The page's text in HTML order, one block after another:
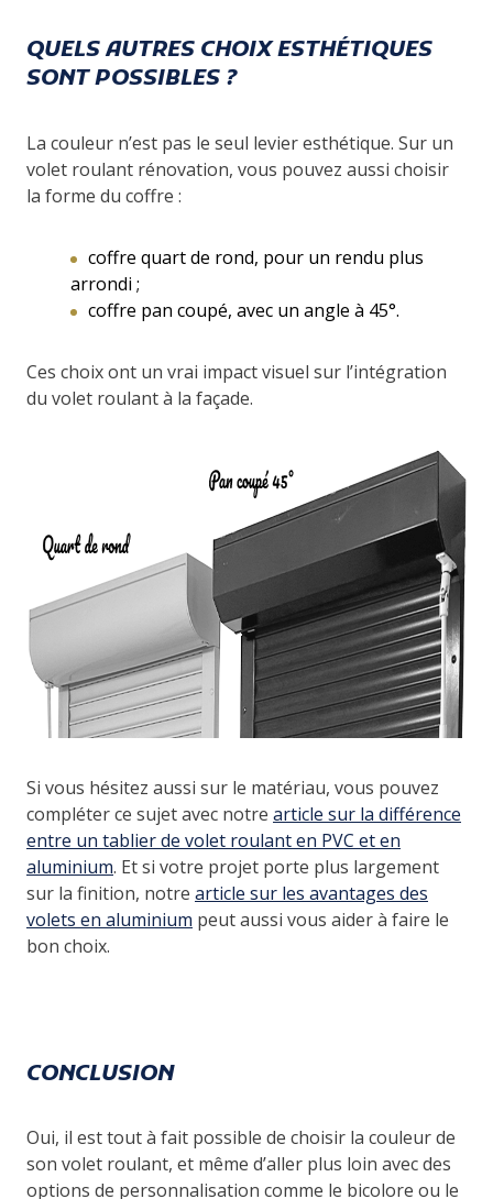
QUELS AUTRES CHOIX ESTHÉTIQUES
SONT POSSIBLES ?
La couleur n’est pas le seul levier esthétique. Sur un
volet roulant rénovation, vous pouvez aussi choisir
la forme du coffre :
coffre quart de rond, pour un rendu plus
arrondi ;
coffre pan coupé, avec un angle à 45°.
Ces choix ont un vrai impact visuel sur l’intégration
du volet roulant à la façade.
Si vous hésitez aussi sur le matériau, vous pouvez
compléter ce sujet avec notre article sur la différence
entre un tablier de volet roulant en PVC et en
aluminium. Et si votre projet porte plus largement
sur la finition, notre article sur les avantages des
volets en aluminium peut aussi vous aider à faire le
bon choix.
CONCLUSION
Oui, il est tout à fait possible de choisir la couleur de
son volet roulant, et même d’aller plus loin avec des
options de personnalisation comme le bicolore ou le